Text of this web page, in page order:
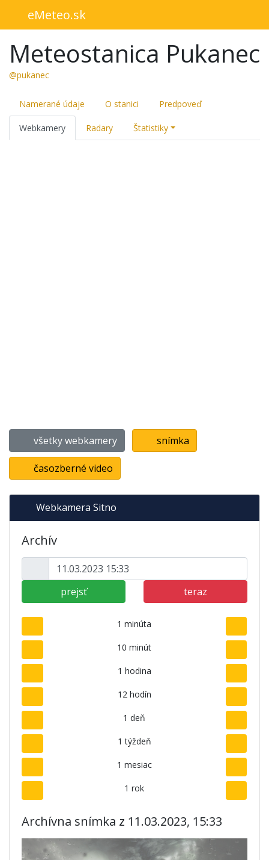
eMeteo.sk
Meteostanica Pukanec
@pukanec
Namerané údaje O stanici Predpoveď
Webkamery Radary Štatistiky
všetky webkamery snímka
časozberné video
Webkamera Sitno
Archív
prejsť teraz
1 minúta
10 minút
1 hodina
12 hodín
1 deň
1 týždeň
1 mesiac
1 rok
Archívna snímka z 11.03.2023, 15:33